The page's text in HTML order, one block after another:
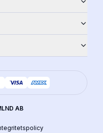
AB